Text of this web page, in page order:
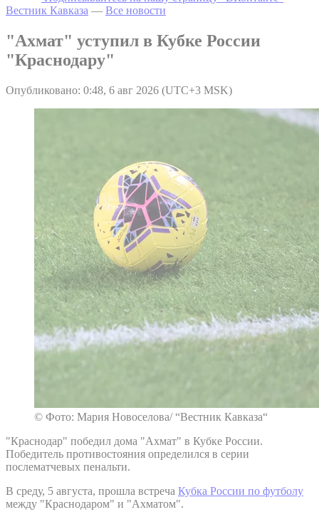
Вестник Кавказа — Все новости
"Ахмат" уступил в Кубке России
"Краснодару"
Опубликовано: 0:48, 6 авг 2026 (UTC+3 MSK)
© Фото: Мария Новоселова/ “Вестник Кавказа“
"Краснодар" победил дома "Ахмат" в Кубке России.
Победитель противостояния определился в серии
послематчевых пенальти.
В среду, 5 августа, прошла встреча Кубка России по футболу
между "Краснодаром" и "Ахматом".